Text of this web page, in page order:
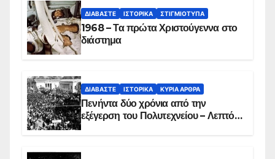
ΔΙΑΒΆΣΤΕ ΙΣΤΟΡΙΚΆ ΣΤΙΓΜΙΌΤΥΠΑ
1968 – Τα πρώτα Χριστούγεννα στο
διάστημα
ΔΙΑΒΆΣΤΕ ΙΣΤΟΡΙΚΆ ΚΥΡΙΑ ΑΡΘΡΑ
Πενήντα δύο χρόνια από την
εξέγερση του Πολυτεχνείου – Λεπτό